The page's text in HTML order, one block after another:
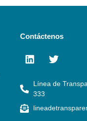
Contáctenos
Línea de
333